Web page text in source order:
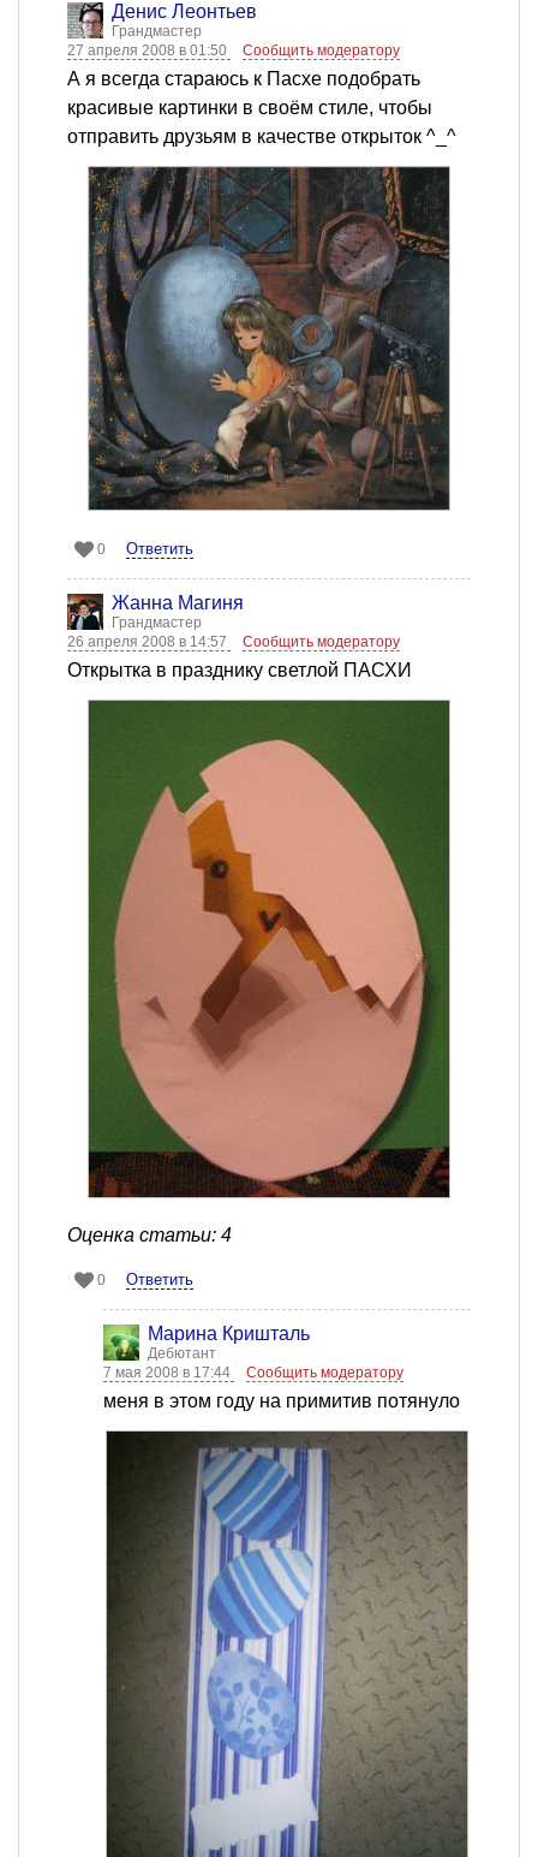
Денис Леонтьев
Грандмастер
27 апреля 2008 в 01:50
Сообщить модератору
А я всегда стараюсь к Пасхе подобрать
красивые картинки в своём стиле, чтобы
отправить друзьям в качестве открыток ^_^
0 Ответить
Жанна Магиня
Грандмастер
26 апреля 2008 в 14:57
Сообщить модератору
Открытка в празднику светлой ПАСХИ
Оценка статьи: 4
0 Ответить
Марина Кришталь
Дебютант
7 мая 2008 в 17:44
Сообщить модератору
меня в этом году на примитив потянуло